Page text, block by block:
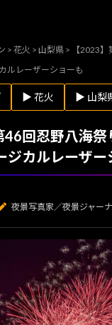
>花火 >山梨県 >
【2023
ルレーザーショーも
▶ 花火 ▶ 山梨
46回忍野八海
ジカルレーザー
夜景写真家／夜景ジャー